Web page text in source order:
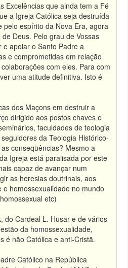
Excelências que ainda tem a Fé
a Igreja Católica seja destruída
pelo espírito da Nova Era, agora
Deus. Pelo grau de Vossas
e apoiar o Santo Padre a
e comprometidas em relação
com eles. Para com
uma atitude definitiva. Isto é
dos Maçons em destruir a
dirigido aos postos chaves e
faculdades de teologia
da Teologia Histórico-
conseqüências? Mesmo a
Igreja está paralisada por este
capaz de avançar num
as heresias doutrinais, aos
homossexualidade no mundo
etc)
do Cardeal L. Husar e de vários
da homossexualidade,
é não Católica e anti-Cristã.
Católico na República